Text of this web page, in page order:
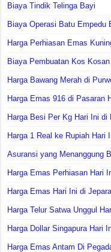
Biaya Tindik Telinga Bayi
Biaya Operasi Batu Empedu
Harga Perhiasan Emas
Biaya Pembuatan Kos Kosan
Harga Bawang Merah di
Harga Emas 916 di Pasaran
Harga Besi Per Kg Hari Ini di
Harga 1 Real ke Rupiah Hari
Asuransi yang Menanggung
Harga Emas Perhiasan Hari
Harga Emas Hari Ini di
Harga Telur Satwa Unggul
Harga Dollar Singapura Hari
Harga Emas Antam Di